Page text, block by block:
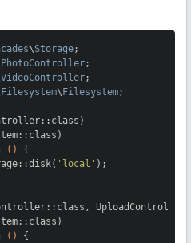
\Storage
PhotoController
VideoController
Filesystem\Filesystem;
()
{
'local' );
()
{